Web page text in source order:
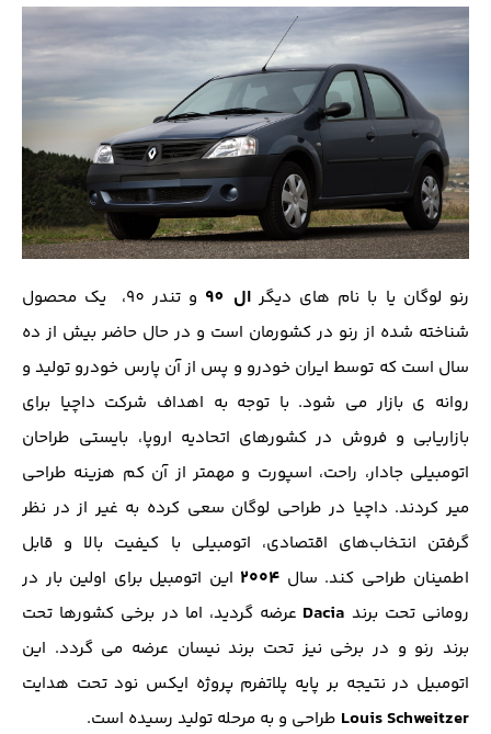
رنو لوگان یا با نام های دیگرال 90
و تندر 90، یک محصول
شناخته شده از رنو در کشورمان است و در حال حاضر بیش از ده
سال است که توسط ایران خودرو و پس از آن پارس خودرو تولید و
روانه ی بازار مي شود. با توجه به اهداف شرکت داچیا برای
بازاریابی و فروش در کشورهای اتحادیه اروپا، بایستی طراحان
اتومبیلی جادار، راحت، اسپورت و مهمتر از آن کم هزینه طراحی
میر کردند. داچیا در طراحی لوگان سعی کرده به غیر از در نظر
گرفتن انتخاب‌های اقتصادی، اتومبیلی با کیفیت بالا و قابل
اطمینان طراحی کند. سال
این اتومبیل برای اولین بار در
رومانی تحت برند Dacia عرضه گردید، اما در برخی کشورها تحت
برند رنو و در برخی نیز تحت برند نیسان عرضه می گردد. این
اتومبیل در نتیجه بر پایه پلاتفرم پروژه ایکس نود تحت هدایت
Louis Schweitzer طراحی و به مرحله تولید رسیده است.